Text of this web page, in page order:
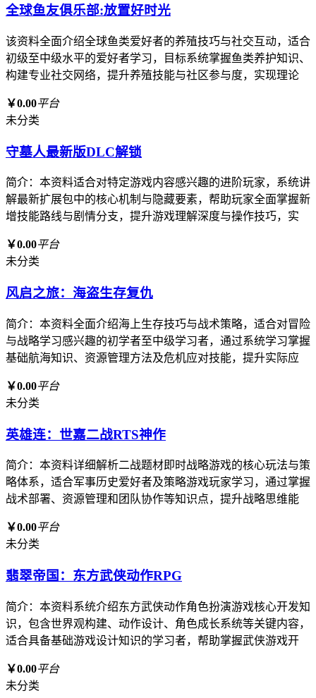
全球鱼友俱乐部:放置好时光
该资料全面介绍全球鱼类爱好者的养殖技巧与社交互动，适合
初级至中级水平的爱好者学习，目标系统掌握鱼类养护知识、
构建专业社交网络，提升养殖技能与社区参与度，实现理论
￥0.00平台
未分类
守墓人最新版DLC解锁
简介：本资料适合对特定游戏内容感兴趣的进阶玩家，系统讲
解最新扩展包中的核心机制与隐藏要素，帮助玩家全面掌握新
增技能路线与剧情分支，提升游戏理解深度与操作技巧，实
￥0.00平台
未分类
风启之旅：海盗生存复仇
简介：本资料全面介绍海上生存技巧与战术策略，适合对冒险
与战略学习感兴趣的初学者至中级学习者，通过系统学习掌握
基础航海知识、资源管理方法及危机应对技能，提升实际应
￥0.00平台
未分类
英雄连：世嘉二战RTS神作
简介：本资料详细解析二战题材即时战略游戏的核心玩法与策
略体系，适合军事历史爱好者及策略游戏玩家学习，通过掌握
战术部署、资源管理和团队协作等知识点，提升战略思维能
￥0.00平台
未分类
翡翠帝国：东方武侠动作RPG
简介：本资料系统介绍东方武侠动作角色扮演游戏核心开发知
识，包含世界观构建、动作设计、角色成长系统等关键内容，
适合具备基础游戏设计知识的学习者，帮助掌握武侠游戏开
￥0.00平台
未分类